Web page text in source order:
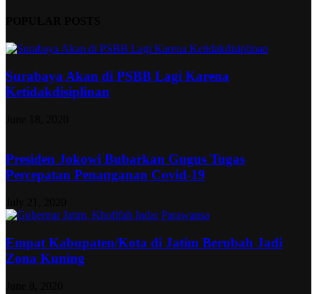
Surabaya Akan di PSBB Lagi Karena
Ketidakdisiplinan
Presiden Jokowi Bubarkan Gugus Tugas
Percepatan Penanganan Covid-19
Empat Kabupaten/Kota di Jatim Berubah Jadi
Zona Kuning